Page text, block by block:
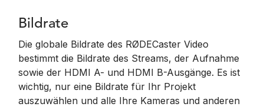
Bildrate
Die globale Bildrate des RØDECaster Video
bestimmt die Bildrate des Streams, der Aufnahme
sowie der HDMI A- und HDMI B-Ausgänge. Es ist
wichtig, nur eine Bildrate für Ihr Projekt
auszuwählen und alle Ihre Kameras und anderen